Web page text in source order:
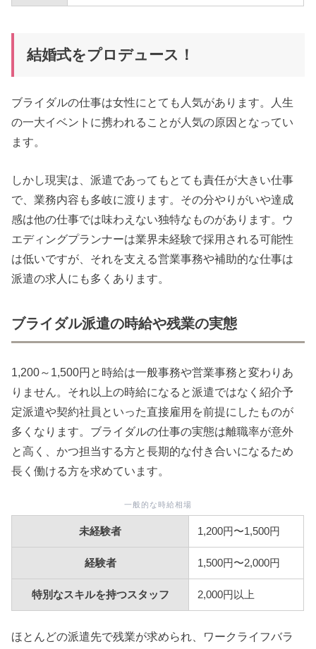
結婚式をプロデュース！
ブライダルの仕事は女性にとても人気があります。人生
の一大イベントに携われることが人気の原因となってい
ます。
しかし現実は、派遣であってもとても責任が大きい仕事
で、業務内容も多岐に渡ります。その分やりがいや達成
感は他の仕事では味わえない独特なものがあります。ウ
エディングプランナーは業界未経験で採用される可能性
は低いですが、それを支える営業事務や補助的な仕事は
派遣の求人にも多くあります。
ブライダル派遣の時給や残業の実態
1,200～1,500円と時給は一般事務や営業事務と変わりあ
りません。それ以上の時給になると派遣ではなく紹介予
定派遣や契約社員といった直接雇用を前提にしたものが
多くなります。ブライダルの仕事の実態は離職率が意外
と高く、かつ担当する方と長期的な付き合いになるため
長く働ける方を求めています。
一般的な時給相場
未経験者 1,200円〜1,500円
経験者 1,500円〜2,000円
特別なスキルを持つスタッフ 2,000円以上
ほとんどの派遣先で残業が求められ、ワークライフバラ